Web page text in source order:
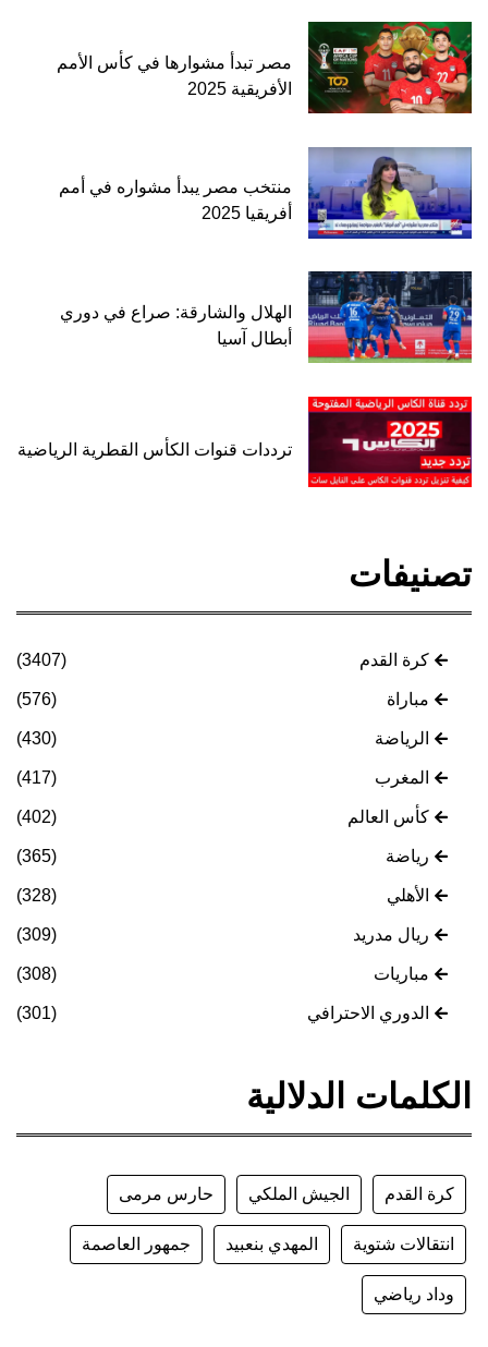
مصر تبدأ مشوارها في كأس الأمم
الأفريقية 2025
منتخب مصر يبدأ مشواره في أمم
أفريقيا 2025
الهلال والشارقة: صراع في دوري
أبطال آسيا
ترددات قنوات الكأس القطرية الرياضية
تصنيفات
كرة القدم (3407)
مباراة (576)
الرياضة (430)
المغرب (417)
كأس العالم (402)
رياضة (365)
الأهلي (328)
ريال مدريد (309)
مباريات (308)
الدوري الاحترافي (301)
الكلمات الدلالية
كرة القدم الجيش الملكي حارس مرمى
انتقالات شتوية المهدي بنعبيد جمهور العاصمة
وداد رياضي